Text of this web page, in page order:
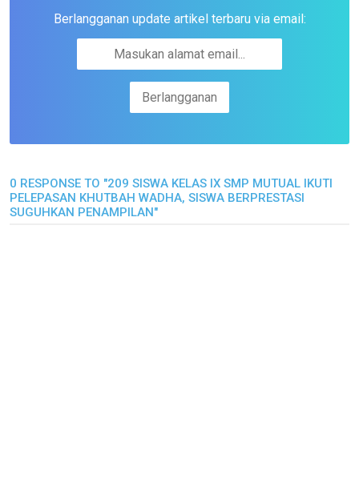
Berlangganan update artikel terbaru via email:
0 RESPONSE TO "209 SISWA KELAS IX SMP MUTUAL IKUTI
PELEPASAN KHUTBAH WADHA, SISWA BERPRESTASI
SUGUHKAN PENAMPILAN"